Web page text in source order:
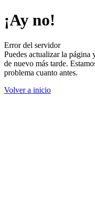
¡Ay no!
Error del servidor
Puedes actualizar la página
de nuevo más tarde.
problema cuanto antes.
Volver a inicio